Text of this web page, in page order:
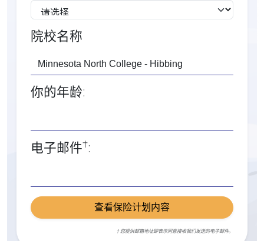
院校名称
你的年龄:
电子邮件†:
查看保险计划内容
† 您提供邮箱地址即表示同意接收我们发送的电子邮件。